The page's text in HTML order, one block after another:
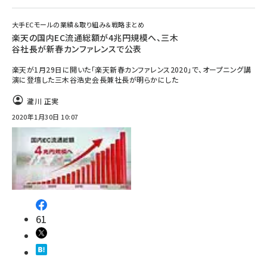
大手ECモールの業績＆取り組み＆戦略まとめ
楽天の国内EC流通総額が4兆円規模へ、三木
谷社長が新春カンファレンスで公表
楽天が1月29日に開いた「楽天新春カンファレンス2020」で、オープニング講
演に登壇した三木谷浩史会長兼社長が明らかにした
瀧川 正実
2020年1月30日 10:07
61